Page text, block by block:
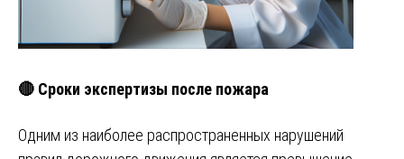
🔴 Сроки экспертизы после пожара
Одним из наиболее распространенных нарушений